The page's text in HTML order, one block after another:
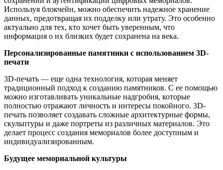
Используя блокчейн, можно обеспечить надежное хранение
данных, предотвращая их подделку или утрату. Это особенно
актуально для тех, кто хочет быть уверенным, что
информация о их близких будет сохранена на века.
Персонализированные памятники с использованием 3D-
печати
3D-печать — еще одна технология, которая меняет
традиционный подход к созданию памятников. С ее помощью
можно изготавливать уникальные надгробия, которые
полностью отражают личность и интересы покойного. 3D-
печать позволяет создавать сложные архитектурные формы,
скульптуры и даже портреты из различных материалов. Это
делает процесс создания мемориалов более доступным и
индивидуализированным.
Будущее мемориальной культуры